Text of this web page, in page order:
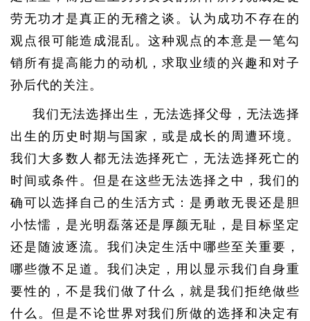
劳无功才是真正的无稽之谈。认为成功不存在的
观点很可能造成混乱。这种观点的本意是一笔勾
销所有提高能力的动机，求取业绩的兴趣和对子
孙后代的关注。
我们无法选择出生，无法选择父母，无法选择
出生的历史时期与国家，或是成长的周遭环境。
我们大多数人都无法选择死亡，无法选择死亡的
时间或条件。但是在这些无法选择之中，我们的
确可以选择自己的生活方式：是勇敢无畏还是胆
小怯懦，是光明磊落还是厚颜无耻，是目标坚定
还是随波逐流。我们决定生活中哪些至关重要，
哪些微不足道。我们决定，用以显示我们自身重
要性的，不是我们做了什么，就是我们拒绝做些
什么。但是不论世界对我们所做的选择和决定有